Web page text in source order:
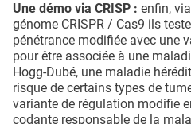
Une démo via CRISP : enfin,
génome CRISPR / Cas9 ils
pénétrance modifiée avec une
pour être associée à une
Hogg-Dubé, une maladie
risque de certains types de
variante de régulation modifie
codante responsable de la